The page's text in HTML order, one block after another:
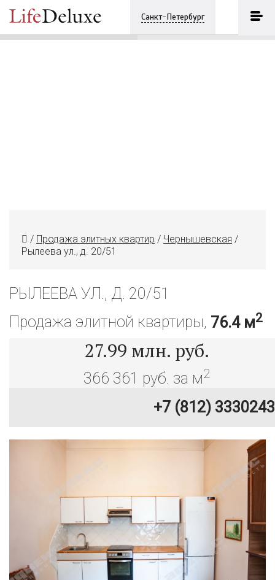
Санкт-Петербург
/ Продажа элитных квартир / Чернышевская /
Рылеева ул., д. 20/51
РЫЛЕЕВА УЛ., Д. 20/51
Продажа элитной квартиры, 76.4 м2
27.99 млн. руб.
366 361 руб. за м2
+7 (812) 3330243
Рылеева ул., д. 20/51
+7 (812) 3330243 ПОЗВОНИТЬ